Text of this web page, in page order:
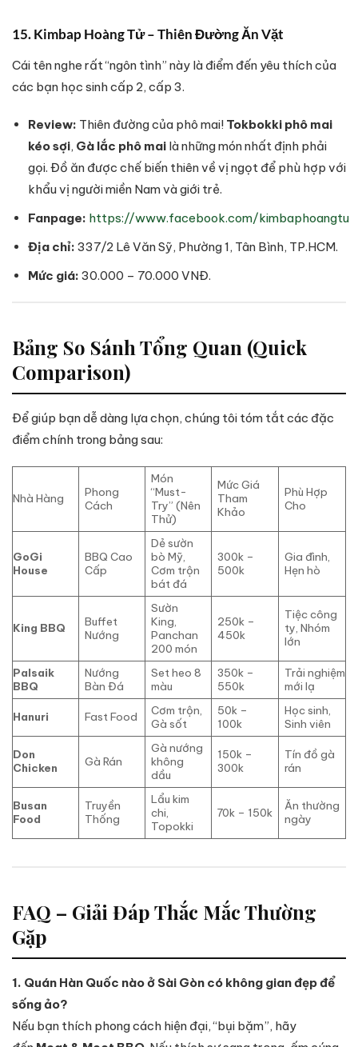
15. Kimbap Hoàng Tử – Thiên Đường Ăn Vặt
Cái tên nghe rất “ngôn tình” này là điểm đến yêu thích của
các bạn học sinh cấp 2, cấp 3.
Review: Thiên đường của phô mai! Tokbokki phô mai
kéo sợi, Gà lắc phô mailà những món nhất định phải
gọi. Đồ ăn được chế biến thiên về vị ngọt để phù hợp với
khẩu vị người miền Nam và giới trẻ.
Fanpage: https://www.facebook.com/kimbaphoangtu
Địa chỉ: 337/2 Lê Văn Sỹ, Phường 1, Tân Bình, TP.HCM.
Mức giá: 30.000 – 70.000 VNĐ.
Bảng So Sánh Tổng Quan (Quick
Comparison)
Để giúp bạn dễ dàng lựa chọn, chúng tôi tóm tắt các đặc
điểm chính trong bảng sau:
Nhà Hàng
Phong
Cách
Món
“Must-
Try” (Nên
Thử)
Mức Giá
Tham
Khảo
Phù Hợp
Cho
GoGi
House
BBQ Cao
Cấp
Dẻ sườn
bò Mỹ,
Cơm trộn
bát đá
300k –
500k
Gia đình,
Hẹn hò
King BBQ
Buffet
Nướng
Sườn
King,
Panchan
200 món
250k –
450k
Tiệc công
ty, Nhóm
lớn
Palsaik
BBQ
Nướng
Bàn Đá
Set heo 8
màu
350k –
550k
Trải nghiệm
mới lạ
Hanuri Fast Food
Cơm trộn,
Gà sốt
50k –
100k
Học sinh,
Sinh viên
Don
Chicken
Gà Rán
Gà nướng
không
dầu
150k –
300k
Tín đồ gà
rán
Busan
Food
Truyền
Thống
Lẩu kim
chi,
Topokki
70k – 150k
Ăn thường
ngày
FAQ – Giải Đáp Thắc Mắc Thường
Gặp
1. Quán Hàn Quốc nào ở Sài Gòn có không gian đẹp để
sống ảo?
Nếu bạn thích phong cách hiện đại, “bụi bặm”, hãy